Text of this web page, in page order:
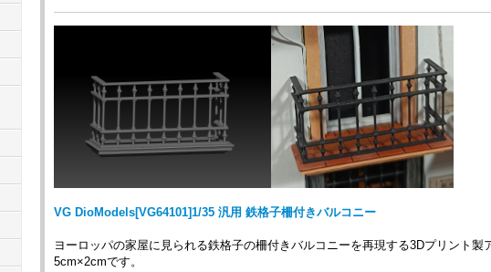
VG DioModels[VG64101]1/35 汎用 鉄格子柵付きバルコニー
ヨーロッパの家屋に見られる鉄格子の柵付きバルコニーを再現する3Dプリント
5cm×2cmです。